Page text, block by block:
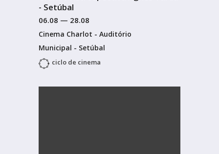
- Setúbal
06.08 — 28.08
Cinema Charlot - Auditório
Municipal - Setúbal
ciclo de cinema